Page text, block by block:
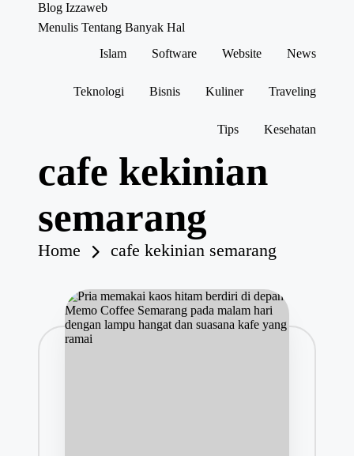
Blog Izzaweb
Menulis Tentang Banyak Hal
Islam
Software Website News
Teknologi Bisnis Kuliner Traveling
Tips Kesehatan
cafe kekinian
semarang
Home cafe kekinian semarang